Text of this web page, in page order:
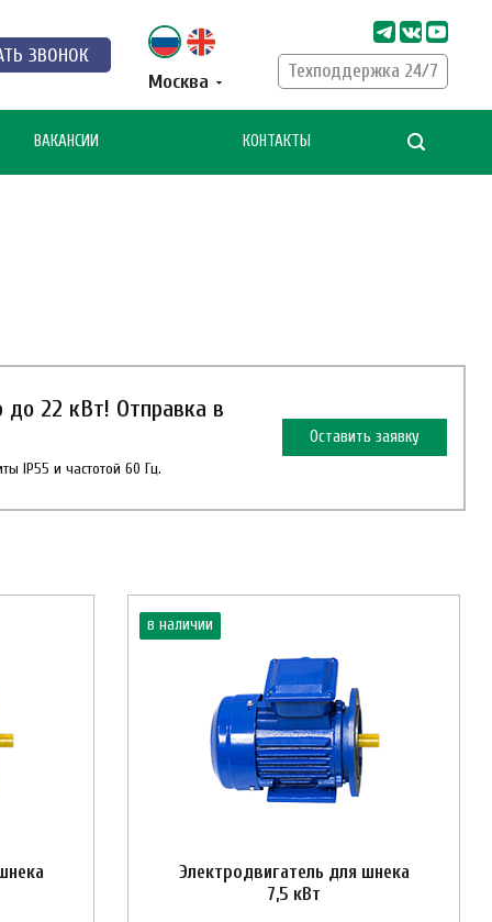
ЗВОНОК
Москва
Техподдержка 24/7
ВАКАНСИИ КОНТАКТЫ
22 кВт! Отправка в
IP55 и частотой 60 Гц.
Оставить заявку
в наличии
Электродвигатель для шнека
7,5 кВт